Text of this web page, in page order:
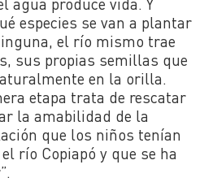
especies se van a plantar
el río mismo trae
sus propias semillas que
en la orilla.
etapa trata de rescatar
la amabilidad de la
que los niños tenían
río Copiapó y que se ha